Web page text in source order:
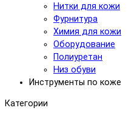
Нитки для кожи
Фурнитура
Химия для кожи
Оборудование
Полиуретан
Низ обуви
Инструменты по коже
Категории